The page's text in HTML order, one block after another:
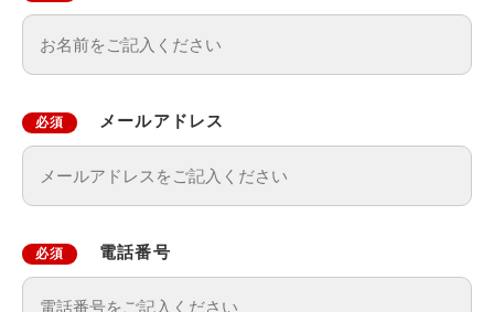
必須 メールアドレス
必須 電話番号